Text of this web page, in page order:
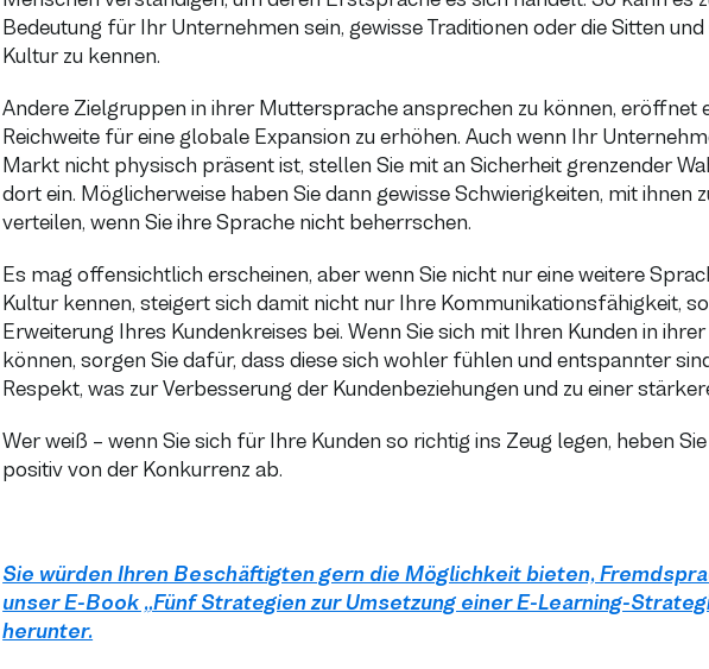
Bedeutung für Ihr Unternehmen sein, gewisse Traditionen oder die Sitten
Kultur zu kennen.
Andere Zielgruppen in ihrer Muttersprache ansprechen zu können, eröffnet
Reichweite für eine globale Expansion zu erhöhen. Auch wenn Ihr
Markt nicht physisch präsent ist, stellen Sie mit an Sicherheit grenzender
dort ein. Möglicherweise haben Sie dann gewisse Schwierigkeiten, mit ihnen
verteilen, wenn Sie ihre Sprache nicht beherrschen.
Es mag offensichtlich erscheinen, aber wenn Sie nicht nur eine weitere
Kultur kennen, steigert sich damit nicht nur Ihre Kommunikationsfähigkeit,
Erweiterung Ihres Kundenkreises bei. Wenn Sie sich mit Ihren Kunden in
können, sorgen Sie dafür, dass diese sich wohler fühlen und entspannter
Respekt, was zur Verbesserung der Kundenbeziehungen und zu einer
Wer weiß – wenn Sie sich für Ihre Kunden so richtig ins Zeug legen, heben
positiv von der Konkurrenz ab.
Sie würden Ihren Beschäftigten gern die Möglichkeit bieten,
unser E-Book „Fünf Strategien zur Umsetzung einer E-Learning-
herunter.